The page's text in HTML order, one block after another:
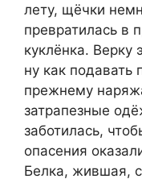
лету, щёчки
превратилась в
куклёнка. Верку
ну как подавать
прежнему
затрапезные
заботилась,
опасения
Белка, жившая,